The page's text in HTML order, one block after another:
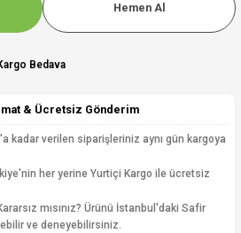
Hemen Al
Bedava
& Ücretsiz Gönderim
kadar verilen siparişleriniz aynı gün kargoya
her yerine Yurtiçi Kargo ile ücretsiz
mısınız? Ürünü İstanbul'daki Safir
ve deneyebilirsiniz.